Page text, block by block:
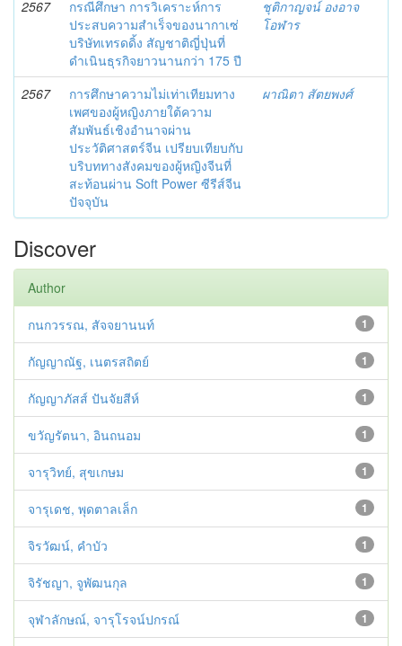
2567
กรณีศึกษา การวิเคราะห์การ
ประสบความสำเร็จของนากาเซ่
บริษัทเทรดดิ้ง สัญชาติญี่ปุ่นที่
ดำเนินธุรกิจยาวนานกว่า 175 ปี
ชุติกาญจน์ องอาจ
โอฬาร
2567
การศึกษาความไม่เท่าเทียมทาง
เพศของผู้หญิงภายใต้ความ
สัมพันธ์เชิงอำนาจผ่าน
ประวัติศาสตร์จีน เปรียบเทียบกับ
บริบททางสังคมของผู้หญิงจีนที่
สะท้อนผ่าน Soft Power ซีรีส์จีน
ปัจจุบัน
ผาณิตา สัตยพงศ์
Discover
Author
1
กนกวรรณ, สัจจยานนท์
1
กัญญาณัฐ, เนตรสถิตย์
1
กัญญาภัสส์ ปันจัยสีห์
1
ขวัญรัตนา, อินถนอม
1
จารุวิทย์, สุขเกษม
1
จารุเดช, พุดตาลเล็ก
1
จิรวัฒน์, คำบัว
1
จิรัชญา, จูพัฒนกุล
1
จุฬาลักษณ์, จารุโรจน์ปกรณ์